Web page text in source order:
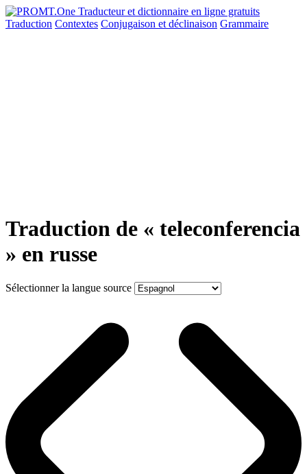
Traduction Contextes Conjugaison et déclinaison Grammaire
Traduction de « teleconferencia
» en russe
Sélectionner la langue source